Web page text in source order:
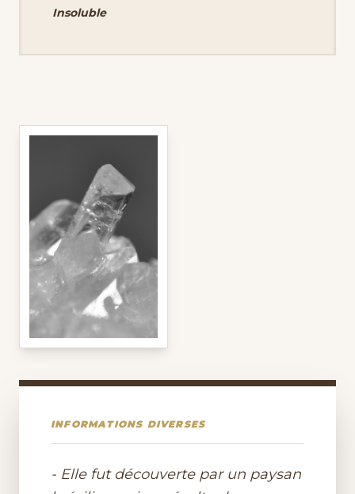
Insoluble
INFORMATIONS DIVERSES
- Elle fut découverte par un paysan